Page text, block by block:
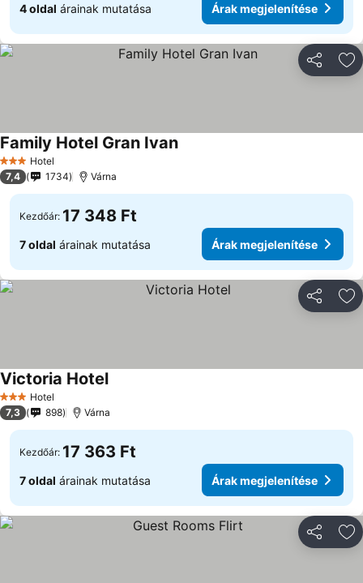
4 oldal árainak mutatása Árak megjelenítése
3 Kategória
Hotel
Family Hotel Gran Ivan
7,4 1734 Várna
Kezdőár: 17 348 Ft
7 oldal árainak mutatása Árak megjelenítése
3 Kategória
Hotel
Victoria Hotel
7,3 898 Várna
Kezdőár: 17 363 Ft
7 oldal árainak mutatása Árak megjelenítése